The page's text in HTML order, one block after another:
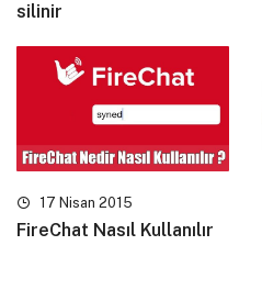
silinir
17 Nisan 2015
FireChat Nasıl Kullanılır